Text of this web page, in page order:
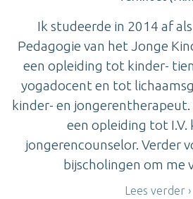
Ik studeerde in 2014 af
Pedagogie van het Jonge
een opleiding tot kinder-
yogadocent en tot
kinder- en
een opleiding tot I.V.
jongerencounselor. Verder
bijscholingen om me
Lees verder